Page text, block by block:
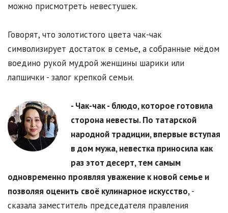
можно присмотреть невестушек.
Говорят, что золотистого цвета чак-чак
символизирует достаток в семье, а собранные мёдом
воедино рукой мудрой женщины шарики или
лапшички - залог крепкой семьи.
- Чак-чак - блюдо, которое готовила
сторона невесты. По татарской
народной традиции, впервые вступая
в дом мужа, невестка приносила как
раз этот десерт, тем самым
одновременно проявляя уважение к новой семье и
позволяя оценить своё кулинарное искусство,-
сказала заместитель председателя правления